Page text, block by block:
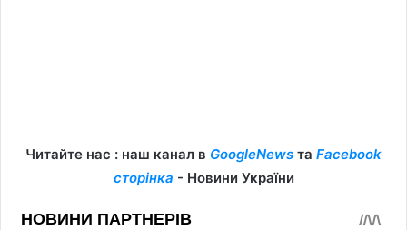
Читайте нас : наш канал в GoogleNews та Facebook
сторінка - Новини України